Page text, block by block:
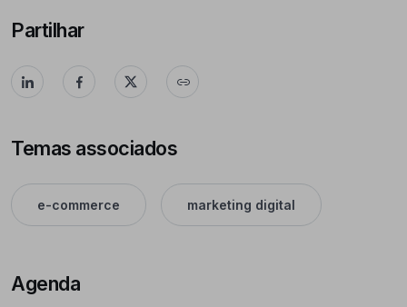
Partilhar
Temas associados
e-commerce marketing digital
Agenda